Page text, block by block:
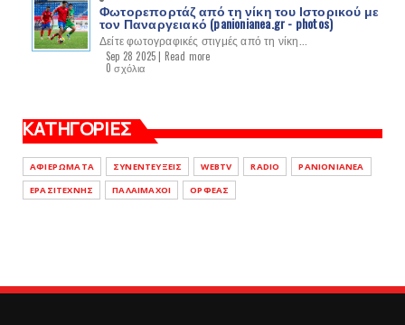
Φωτορεπορτάζ από τη νίκη του Ιστορικού με
τον Παναργειακό (panionianea.gr - photos)
Δείτε φωτογραφικές στιγμές από τη νίκη...
Sep 28 2025 | Read more
0 σχόλια
ΚΑΤΗΓΟΡΙΕΣ
ΑΦΙΕΡΩΜΑΤΑ ΣΥΝΕΝΤΕΥΞΕΙΣ WEBTV RADIO
PANIONIANEA
ΕΡΑΣΙΤΕΧΝΗΣ
ΠΑΛΑΙΜΑΧΟΙ ΟΡΦΕΑΣ